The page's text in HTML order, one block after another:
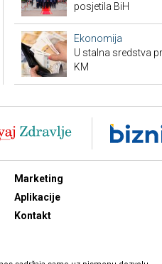
posjetila BiH
Ekonomija
U stalna sredstva
KM
Marketing
Aplikacije
Kontakt